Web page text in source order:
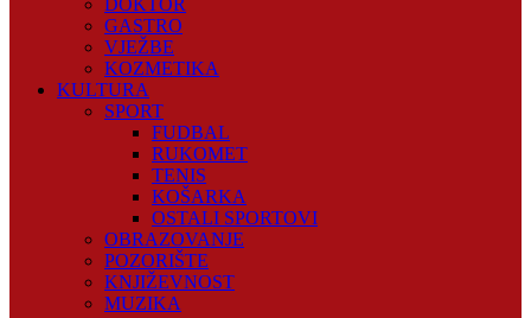
DOKTOR
GASTRO
VJEŽBE
KOZMETIKA
KULTURA
SPORT
FUDBAL
RUKOMET
TENIS
KOŠARKA
OSTALI SPORTOVI
OBRAZOVANJE
POZORIŠTE
KNJIŽEVNOST
MUZIKA